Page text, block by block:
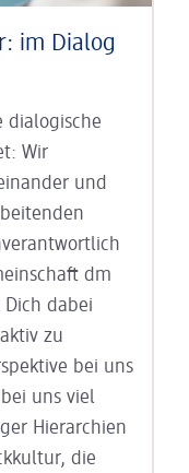
im Dialog
dialogische
Wir
und
wortlich
schaft dm
dabei
zu
bei uns
uns viel
Hierarchien
die